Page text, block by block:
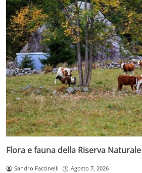
Flora e fauna della Riserva
Sandro Faccinelli Agosto 7, 2026